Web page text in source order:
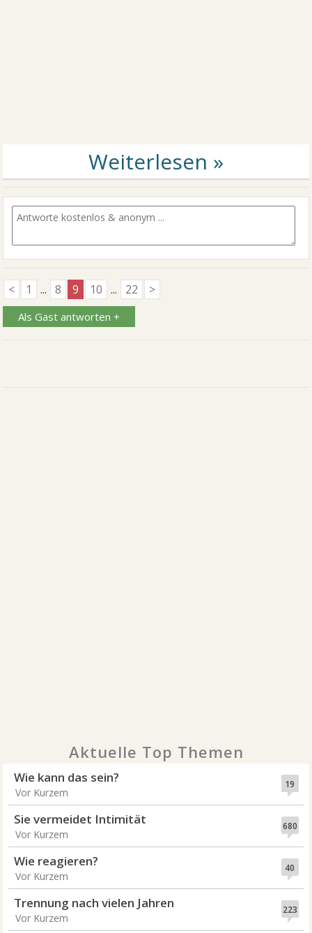
< 1 ... 8 9 10 ... 22 >
Als Gast antworten +
Aktuelle Top Themen
19
Wie kann das sein?
Vor Kurzem
680
Sie vermeidet Intimität
Vor Kurzem
40
Wie reagieren?
Vor Kurzem
223
Trennung nach vielen Jahren
Vor Kurzem